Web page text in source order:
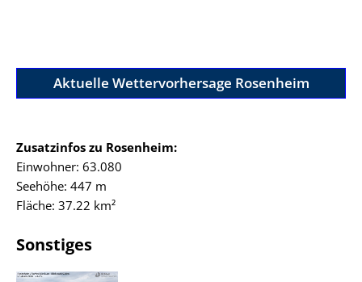
Aktuelle Wettervorhersage Rosenheim
Zusatzinfos zu Rosenheim:
Einwohner: 63.080
Seehöhe: 447 m
Fläche: 37.22 km²
Sonstiges